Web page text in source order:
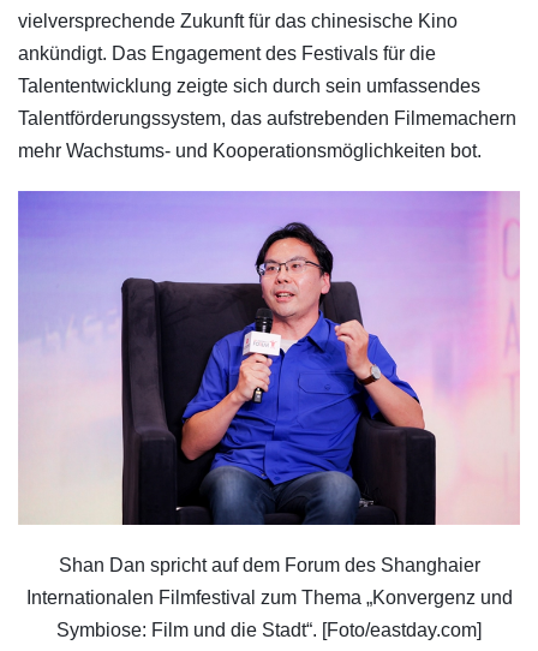
vielversprechende Zukunft für das chinesische Kino
ankündigt. Das Engagement des Festivals für die
Talententwicklung zeigte sich durch sein umfassendes
Talentförderungssystem, das aufstrebenden Filmemachern
mehr Wachstums- und Kooperationsmöglichkeiten bot.
Shan Dan spricht auf dem Forum des Shanghaier
Internationalen Filmfestival zum Thema „Konvergenz und
Symbiose: Film und die Stadt“. [Foto/eastday.com]